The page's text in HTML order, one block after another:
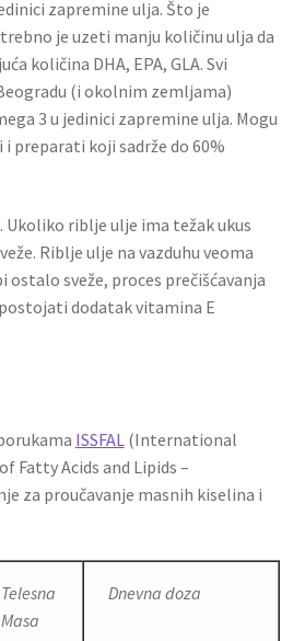
zapremine ulja. Što je
je uzeti manju količinu ulja da
količina DHA, EPA, GLA. Svi
(i okolnim zemljama)
3 u jedinici zapremine ulja. Mogu
preparati koji sadrže do 60%
. Ukoliko riblje ulje ima težak ukus
Riblje ulje na vazduhu veoma
ostalo sveže, proces prečišćavanja
dodatak vitamina E
ISSFAL (International
Fatty Acids and Lipids –
za proučavanje masnih kiselina i
Telesna
Masa
Dnevna doza